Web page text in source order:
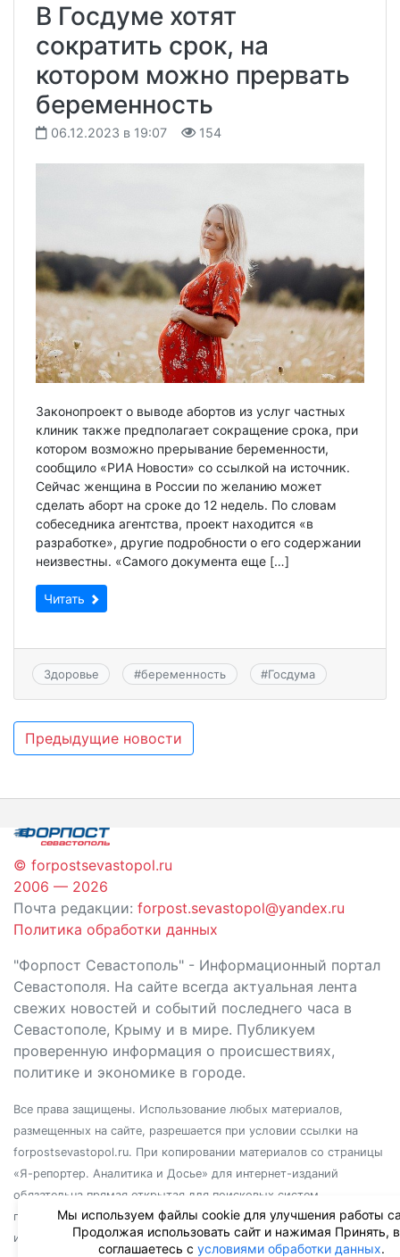
В Госдуме хотят
сократить срок, на
котором можно прервать
беременность
06.12.2023 в 19:07 154
Законопроект о выводе абортов из услуг частных
клиник также предполагает сокращение срока, при
котором возможно прерывание беременности,
сообщило «РИА Новости» со ссылкой на источник.
Сейчас женщина в России по желанию может
сделать аборт на сроке до 12 недель. По словам
собеседника агентства, проект находится «в
разработке», другие подробности о его содержании
неизвестны. «Самого документа еще […]
Читать
Здоровье #беременность #Госдума
Навигация
записям
Предыдущие новости
© forpostsevastopol.ru
2006 — 2026
Почта редакции: forpost.sevastopol@yandex.ru
Политика обработки данных
"Форпост Севастополь" - Информационный портал
Севастополя. На сайте всегда актуальная лента
свежих новостей и событий последнего часа в
Севастополе, Крыму и в мире. Публикуем
проверенную информация о происшествиях,
политике и экономике в городе.
Все права защищены. Использование любых материалов,
размещенных на сайте, разрешается при условии ссылки на
forpostsevastopol.ru. При копировании материалов со страницы
«Я-репортер. Аналитика и Досье» для интернет-изданий
обязательна прямая открытая для поисковых систем
гиперссылка. Независимо от полного или частичного
использования материалов, ссылка должна быть размещена в
Мы используем файлы cookie для улучшения работы
Продолжая использовать сайт и нажимая Принять,
соглашаетесь с условиями обработки данных.